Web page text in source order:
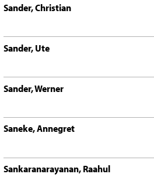
Sander, Christian
Sander, Ute
Sander, Werner
Saneke, Annegret
Sankaranarayanan, Raahul